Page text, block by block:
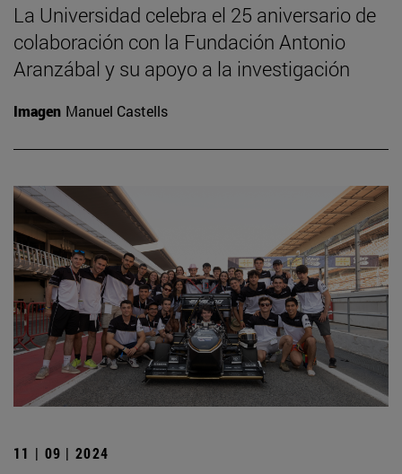
La Universidad celebra el 25 aniversario de
colaboración con la Fundación Antonio
Aranzábal y su apoyo a la investigación
Imagen Manuel Castells
11 | 09 | 2024